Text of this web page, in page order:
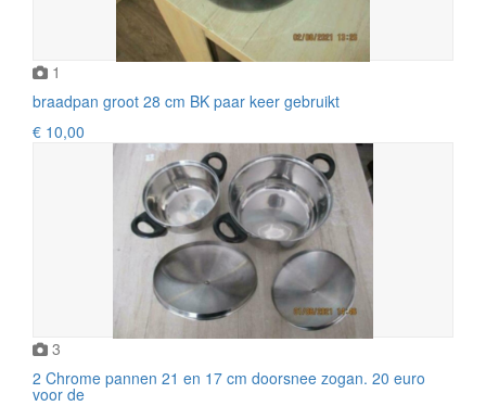
1
braadpan groot 28 cm BK paar keer gebruikt
€ 10,00
3
2 Chrome pannen 21 en 17 cm doorsnee zogan. 20 euro
voor de